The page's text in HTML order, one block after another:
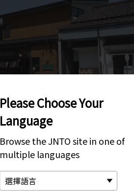
Please Choose Your
Language
Browse the JNTO site in one of
multiple languages